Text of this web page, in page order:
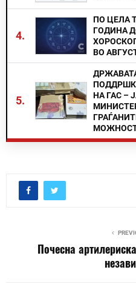
4.
ПО ЦЕЛА
ГОДИНА
ВО
5.
НА ГАС –
Почесна